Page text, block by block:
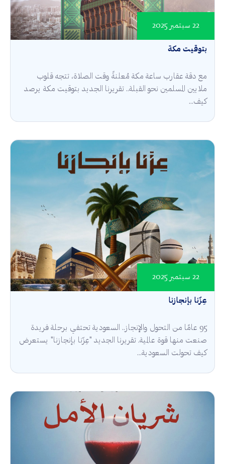
بتوقيت مكة
22 سبتمبر 2025
مع دقة عقارب ساعة مكة مُعلنةً وقت الصلاة، تتجه قلوب
ملايين المسلمين نحو القبلة.. تقريرنا الجديد بتوقيت مكة يرصد
كيف...
عِزّنا بإنجازنا
22 سبتمبر 2025
95 عامًا من التحول والإنجاز.. السعودية تحتفي برحلة فريدة
صنعت منها قوة عالمية. تقريرنا الجديد "عِزّنا بإنجازنا" يستعرض
كيف تحولت السعودية...